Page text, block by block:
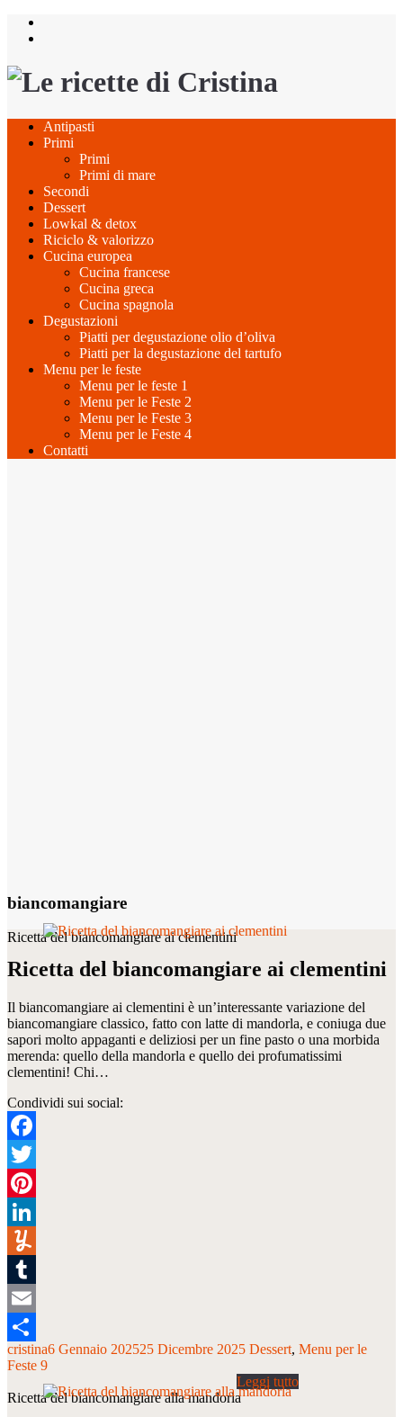
Salta
Antipasti
Primi
Primi
Primi di mare
Secondi
Dessert
Lowkal & detox
Riciclo & valorizzo
Cucina europea
Cucina francese
Cucina greca
Cucina spagnola
Degustazioni
Piatti per degustazione olio d’oliva
Piatti per la degustazione del tartufo
Menu per le feste
Menu per le feste 1
Menu per le Feste 2
Menu per le Feste 3
Menu per le Feste 4
Contatti
biancomangiare
Ricetta del biancomangiare ai clementini
Ricetta del biancomangiare ai clementini
Il biancomangiare ai clementini è un’interessante variazione del
biancomangiare classico, fatto con latte di mandorla, e coniuga due
sapori molto appaganti e deliziosi per un fine pasto o una morbida
merenda: quello della mandorla e quello dei profumatissimi
clementini! Chi…
Condividi sui social:
Facebook
Twitter
Pinterest
LinkedIn
Yummly
Tumblr
Email
Condividi
cristina6 Gennaio 202525 Dicembre 2025 Dessert Menu per le
Feste 9
Ricetta del biancomangiare alla mandorla